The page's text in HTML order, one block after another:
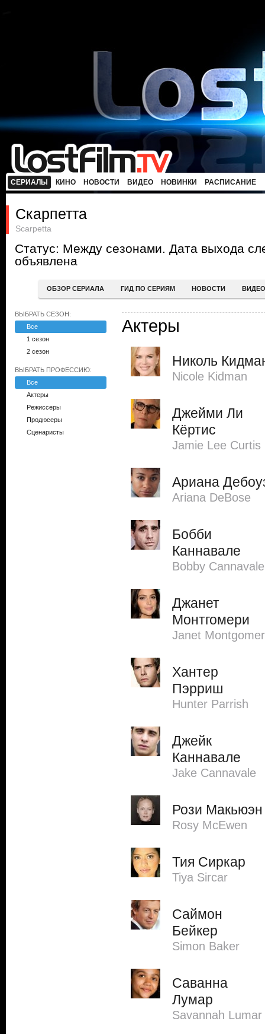
СЕРИАЛЫ КИНО НОВОСТИ ВИДЕО НОВИНКИ РАСПИСАНИЕ
Скарпетта
Scarpetta
Статус: Между сезонами. Дата выхода
объявлена
ОБЗОР СЕРИАЛА ГИД ПО СЕРИЯМ НОВОСТИ ВИДЕО
ВЫБРАТЬ СЕЗОН:
Все
1 сезон
2 сезон
ВЫБРАТЬ ПРОФЕССИЮ:
Все
Актеры
Режиссеры
Продюсеры
Сценаристы
Актеры
Николь
Nicole Kidman
Джейми Ли
Кёртис
Jamie Lee Curtis
Ариана
Ariana DeBose
Бобби
Каннавале
Bobby Cannavale
Джанет
Монтгомери
Janet
Хантер
Пэрриш
Hunter Parrish
Джейк
Каннавале
Jake Cannavale
Рози Макьюэн
Rosy McEwen
Тия Сиркар
Tiya Sircar
Саймон
Бейкер
Simon Baker
Саванна
Лумар
Savannah Lumar